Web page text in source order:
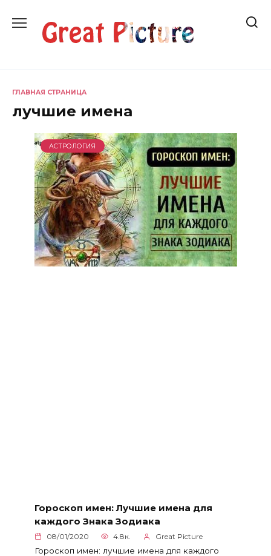
содержанию
ГЛАВНАЯ СТРАНИЦА
лучшие имена
АСТРОЛОГИЯ
Гороскоп имен: Лучшие имена для
каждого Знака Зодиака
08/01/2020 4.8к. Great Picture
Гороскоп имен: лучшие имена для каждого